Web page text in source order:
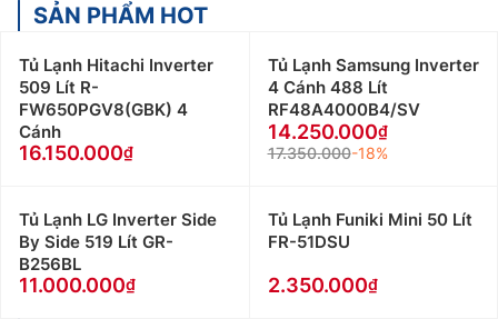
SẢN PHẨM HOT
Tủ Lạnh Hitachi Inverter
509 Lít R-
FW650PGV8(GBK) 4
Cánh
16.150.000
Tủ Lạnh Samsung Inverter
4 Cánh 488 Lít
RF48A4000B4/SV
14.250.000
17.350.000-18%
Tủ Lạnh LG Inverter Side
By Side 519 Lít GR-
B256BL
11.000.000
Tủ Lạnh Funiki Mini 50 Lít
FR-51DSU
2.350.000